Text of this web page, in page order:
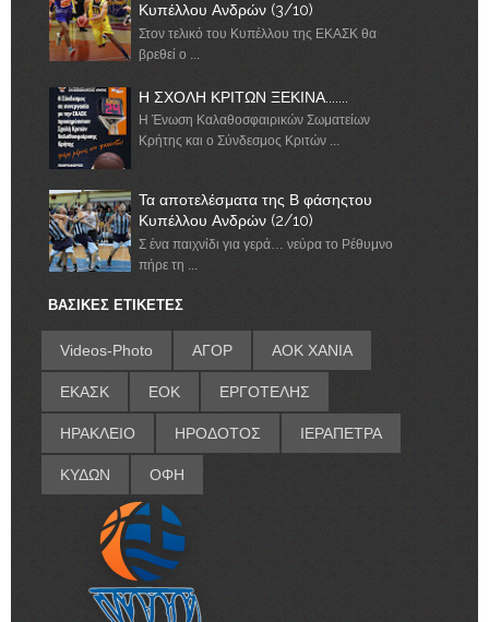
Κυπέλλου Ανδρών (3/10)
Στον τελικό του Κυπέλλου της ΕΚΑΣΚ θα
βρεθεί ο ...
Η ΣΧΟΛΗ ΚΡΙΤΩΝ ΞΕΚΙΝΑ.......
Η Ένωση Καλαθοσφαιρικών Σωματείων
Κρήτης και ο Σύνδεσμος Κριτών ...
Τα αποτελέσματα της Β φάσηςτου
Κυπέλλου Ανδρών (2/10)
Σ ένα παιχνίδι για γερά… νεύρα το Ρέθυμνο
πήρε τη ...
ΒΑΣΙΚΕΣ ΕΤΙΚΕΤΕΣ
Videos-Photo ΑΓΟΡ ΑΟΚ ΧΑΝΙΑ
ΕΚΑΣΚ ΕΟΚ ΕΡΓΟΤΕΛΗΣ
ΗΡΑΚΛΕΙΟ ΗΡΟΔΟΤΟΣ ΙΕΡΑΠΕΤΡΑ
ΚΥΔΩΝ ΟΦΗ